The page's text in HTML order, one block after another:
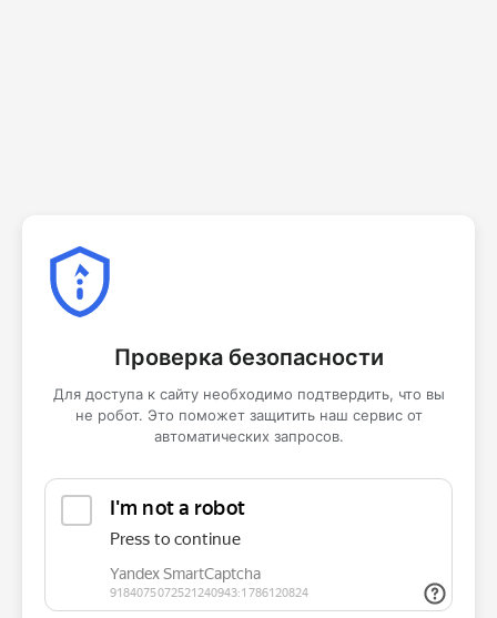
Проверка безопасности
Для доступа к сайту необходимо подтвердить, что вы
не робот. Это поможет защитить наш сервис от
автоматических запросов.